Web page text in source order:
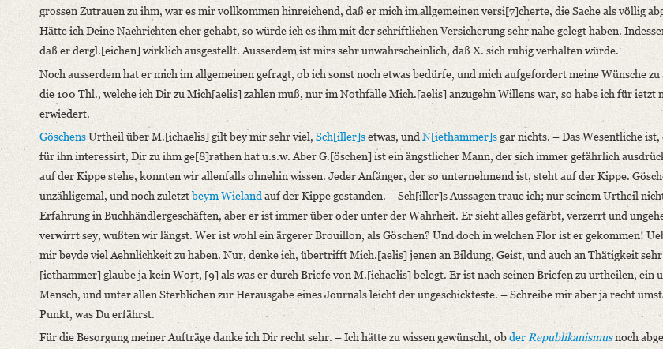
grossen Zutrauen zu ihm, war es mir vollkommen hinreichend, daß er mich im allgemeinen versi[7]cherte, die Sache als völlig
Hätte ich Deine Nachrichten eher gehabt, so würde ich es ihm mit der schriftlichen Versicherung sehr nahe gelegt haben.
daß er dergl.[eichen] wirklich ausgestellt. Ausserdem ist mirs sehr unwahrscheinlich, daß X. sich ruhig verhalten würde.
Noch ausserdem hat er mich im allgemeinen gefragt, ob ich sonst noch etwas bedürfe, und mich aufgefordert meine Wünsche
die 100 Thl., welche ich Dir zu Mich[aelis] zahlen muß, nur im Nothfalle Mich.[aelis] anzugehn Willens war, so habe ich für ietzt
erwiedert.
GöschensUrtheil über M.[ichaelis] gilt bey mir sehr viel, Sch[iller]setwas, und N[iethammer]sgar nichts. – Das Wesentliche ist,
für ihn interessirt, Dir zu ihm ge[8]rathen hat u.s.w. Aber G.[öschen] ist ein ängstlicher Mann, der sich immer gefährlich
auf der Kippe stehe, konnten wir allenfalls ohnehin wissen. Jeder Anfänger, der so unternehmend ist, steht auf der Kippe.
unzähligemal, und noch zuletztbeym Wieland auf der Kippe gestanden. – Sch[iller]s Aussagen traue ich; nur seinem Urtheil
Erfahrung in Buchhändlergeschäften, aber er ist immer über oder unter der Wahrheit. Er sieht alles gefärbt, verzerrt und
verwirrt sey, wußten wir längst. Wer ist wohl ein ärgerer Brouillon, als Göschen? Und doch in welchen Flor ist er gekommen!
mir beyde viel Aehnlichkeit zu haben. Nur, denke ich, übertrifft Mich.[aelis] jenen an Bildung, Geist, und auch an Thätigkeit
[iethammer] glaube ja kein Wort, [9] als was er durch Briefe von M.[ichaelis] belegt. Er ist nach seinen Briefen zu urtheilen, ein
Mensch, und unter allen Sterblichen zur Herausgabe eines Journals leicht der ungeschickteste. – Schreibe mir aber ja recht
Punkt, was Du erfährst.
Für die Besorgung meiner Aufträge danke ich Dir recht sehr. – Ich hätte zu wissen gewünscht, obder Republikanismusnoch